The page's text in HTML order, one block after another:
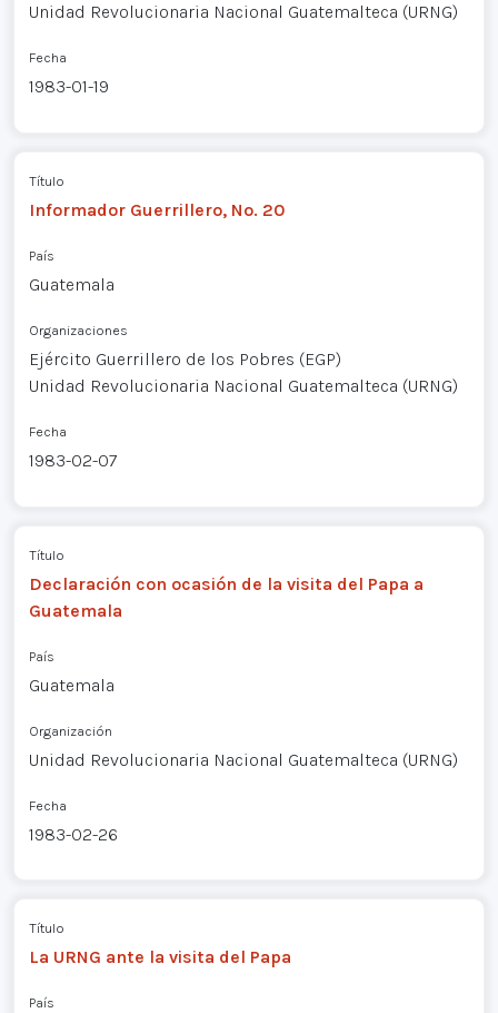
Unidad Revolucionaria Nacional Guatemalteca (URNG)
Fecha
1983-01-19
Título
Informador Guerrillero, No. 20
País
Guatemala
Organizaciones
Ejército Guerrillero de los Pobres (EGP)
Unidad Revolucionaria Nacional Guatemalteca (URNG)
Fecha
1983-02-07
Título
Declaración con ocasión de la visita del Papa a
Guatemala
País
Guatemala
Organización
Unidad Revolucionaria Nacional Guatemalteca (URNG)
Fecha
1983-02-26
Título
La URNG ante la visita del Papa
País